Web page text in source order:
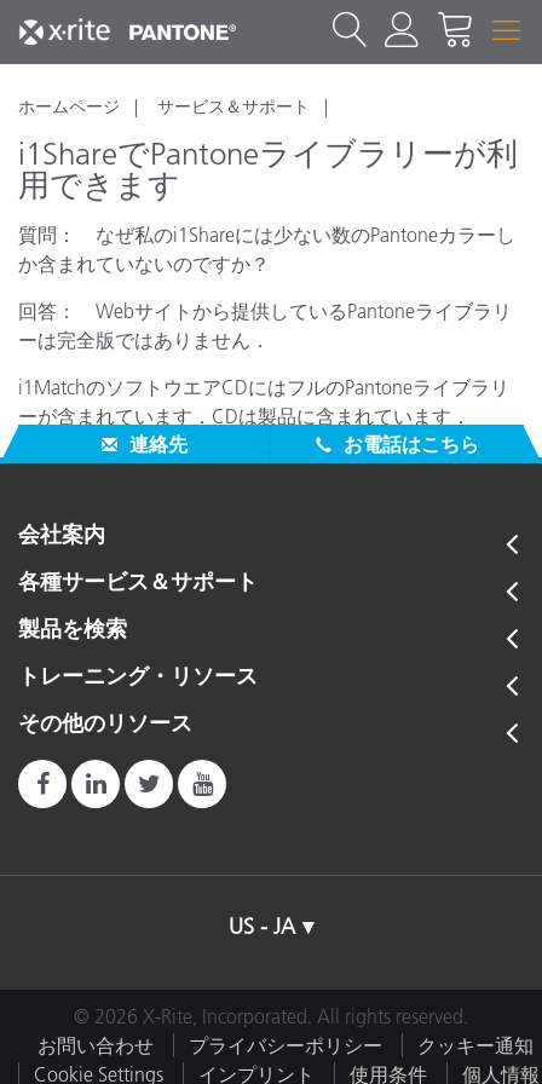
ホームページ サービス＆サポート
i1ShareでPantoneライブラリーが利
用できます
質問： なぜ私のi1Shareには少ない数のPantoneカラーし
か含まれていないのですか？
回答： Webサイトから提供しているPantoneライブラリ
ーは完全版ではありません．
i1MatchのソフトウエアCDにはフルのPantoneライブラリ
ーが含まれています．CDは製品に含まれています．
連絡先
お電話はこちら
会社案内
各種サービス＆サポート
製品を検索
トレーニング・リソース
その他のリソース
US - JA
© 2026 X-Rite, Incorporated. All rights reserved.
お問い合わせ
プライバシーポリシー
クッキー通知
Cookie Settings
インプリント 使用条件 個人情報